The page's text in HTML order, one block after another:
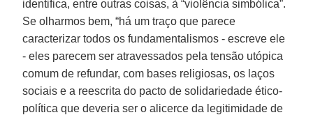
identifica, entre outras coisas, à “violência simbólica”.
Se olharmos bem, “há um traço que parece
caracterizar todos os fundamentalismos - escreve ele
- eles parecem ser atravessados pela tensão utópica
comum de refundar, com bases religiosas, os laços
sociais e a reescrita do pacto de solidariedade ético-
política que deveria ser o alicerce da legitimidade de